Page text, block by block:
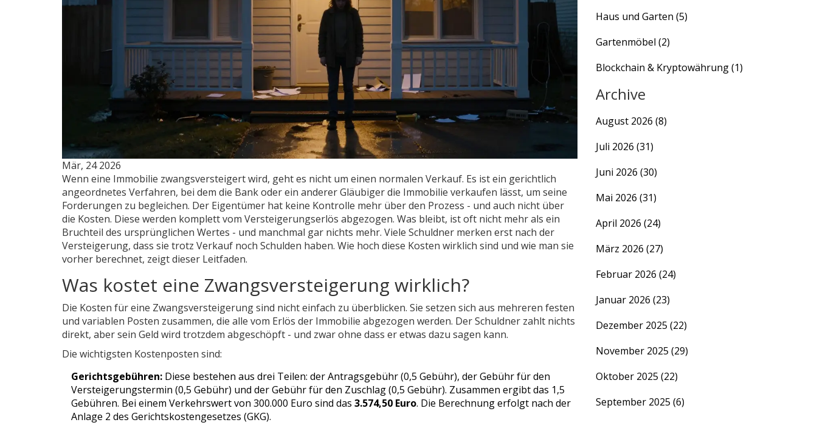
Mär, 24 2026
Wenn eine Immobilie zwangsversteigert wird, geht es nicht um einen normalen Verkauf. Es ist ein gerichtlich
angeordnetes Verfahren, bei dem die Bank oder ein anderer Gläubiger die Immobilie verkaufen lässt, um seine
Forderungen zu begleichen. Der Eigentümer hat keine Kontrolle mehr über den Prozess - und auch nicht über
die Kosten. Diese werden komplett vom Versteigerungserlös abgezogen. Was bleibt, ist oft nicht mehr als ein
Bruchteil des ursprünglichen Wertes - und manchmal gar nichts mehr. Viele Schuldner merken erst nach der
Versteigerung, dass sie trotz Verkauf noch Schulden haben. Wie hoch diese Kosten wirklich sind und wie man sie
vorher berechnet, zeigt dieser Leitfaden.
Was kostet eine Zwangsversteigerung wirklich?
Die Kosten für eine Zwangsversteigerung sind nicht einfach zu überblicken. Sie setzen sich aus mehreren festen
und variablen Posten zusammen, die alle vom Erlös der Immobilie abgezogen werden. Der Schuldner zahlt nichts
direkt, aber sein Geld wird trotzdem abgeschöpft - und zwar ohne dass er etwas dazu sagen kann.
Die wichtigsten Kostenposten sind:
Gerichtsgebühren: Diese bestehen aus drei Teilen: der Antragsgebühr (0,5 Gebühr), der Gebühr für den
Versteigerungstermin (0,5 Gebühr) und der Gebühr für den Zuschlag (0,5 Gebühr). Zusammen ergibt das 1,5
Gebühren. Bei einem Verkehrswert von 300.000 Euro sind das 3.574,50 Euro. Die Berechnung erfolgt nach der
Anlage 2 des Gerichtskostengesetzes (GKG).
Haus und Garten (5)
Gartenmöbel (2)
Blockchain & Kryptowährung(1)
Archive
August 2026 (8)
Juli 2026 (31)
Juni 2026 (30)
Mai 2026 (31)
April 2026 (24)
März 2026 (27)
Februar 2026 (24)
Januar 2026 (23)
Dezember 2025 (22)
November 2025 (29)
Oktober 2025 (22)
September 2025 (6)